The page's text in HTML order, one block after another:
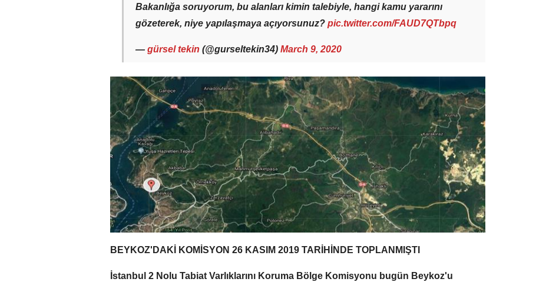
Bakanlığa soruyorum, bu alanları kimin talebiyle, hangi kamu yararını
gözeterek, niye yapılaşmaya açıyorsunuz? pic.twitter.com/FAUD7QTbpq
— gürsel tekin (@gurseltekin34) March 9, 2020
BEYKOZ'DAKİ KOMİSYON 26 KASIM 2019 TARİHİNDE TOPLANMIŞTI
İstanbul 2 Nolu Tabiat Varlıklarını Koruma Bölge Komisyonu bugün Beykoz'u